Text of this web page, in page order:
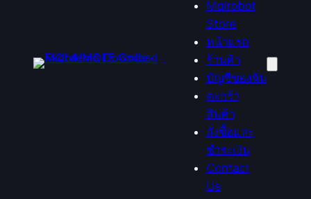
Mqlrobot
Store
หน้าแรก
ร้านค้า
บัญชีของฉัน
ตะกร้า
สินค้า
สั่งซื้อและ
ชำระเงิน
Contact
Us